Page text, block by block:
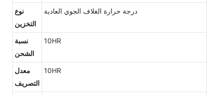
نوع
التخزين
درجة حرارة الغلاف الجوي العادية
نسبة
الشحن
10HR
معدل
التصريف
10HR